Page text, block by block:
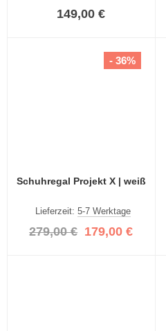
149,00 €
Schuhregal Projekt X | weiß
Lieferzeit: 5-7 Werktage
279,00 € 179,00 €
- 36%